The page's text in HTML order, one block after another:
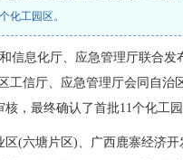
化工园区。
信息化厅、应急管理厅联合
工信厅、应急管理厅会同自治
，最终确认了首批11个化工
区(六塘片区)、广西鹿寨经济